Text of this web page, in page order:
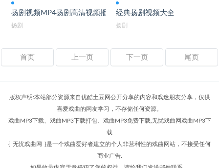
扬剧视频MP4扬剧高清视频播放
扬剧
经典扬剧视频大全
扬剧
首页 上一页 下一页 尾页
版权声明:本站部分资源来自优酷土豆网公开分享的内容和戏迷朋友分享，仅供
喜爱戏曲的网友学习，不存储任何资源。
戏曲MP3下载、戏曲MP3下载打包、戏曲MP3免费下载,无忧戏曲网戏曲MP3下
载
{ 无忧戏曲网 }是一个戏曲爱好者建立的个人非营利性的戏曲网站，不接受任何
商业广告.